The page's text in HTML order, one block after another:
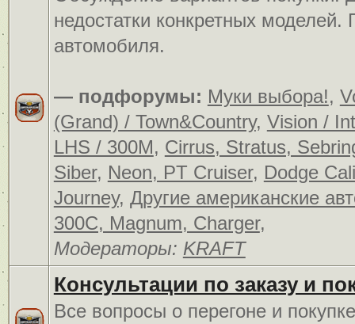
недостатки конкретных
автомобиля.
— подфорумы: Муки выбора!,
(Grand) / Town&Country, Vision /
LHS / 300M, Cirrus, Stratus,
Siber, Neon, PT Cruiser, Dodge
Journey, Другие американские
300C, Magnum, Charger,
Модераторы: KRAFT
Консультации по заказу и
Все вопросы о перегоне и